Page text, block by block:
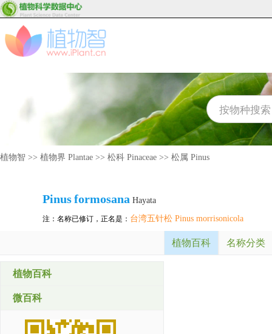
植物智 >> 植物界 Plantae >> 松科 Pinaceae >> 松属 Pinus
Pinusformosana Hayata
注：名称已修订，正名是： 台湾五针松 Pinus morrisonicola
植物百科 名称分类
植物百科
微百科